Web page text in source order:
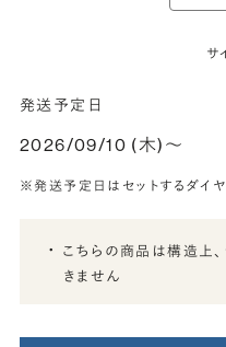
サ
発送予定日
2026/09/10 (木)〜
※発送予定日はセットするダイ
こちらの商品は構造上
きません